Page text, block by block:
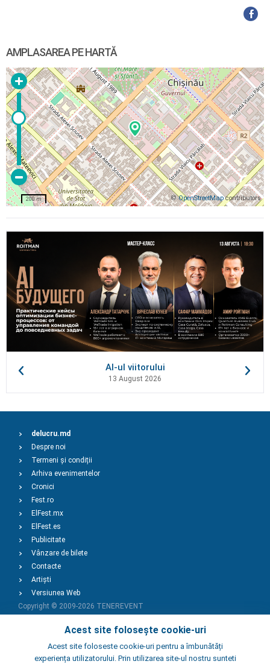
AMPLASAREA PE HARTĂ
©OpenStreetMapcontributors
200 m
AI-ul viitorului
13 August 2026
Acest site folosește cookie-uri
Acest site foloseste cookie-uri pentru a îmbunătăți
experiența utilizatorului. Prin utilizarea site-ul nostru sunteti
delucru.md
Despre noi
Termeni și condiții
Arhiva evenimentelor
Cronici
Fest.ro
ElFest.mx
ElFest.es
Publicitate
Vânzare de bilete
Contacte
Artiști
Versiunea Web
Copyright © 2009-2026 TENEREVENT
Adaugă Eveniment